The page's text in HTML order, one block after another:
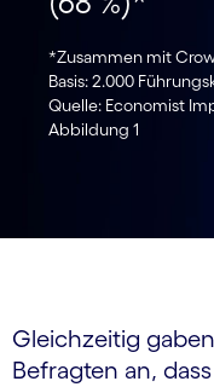
*Zusammen mit
Basis: 2.000
Quelle: Economist
Abbildung 1
Gleichzeitig
Befragten an,